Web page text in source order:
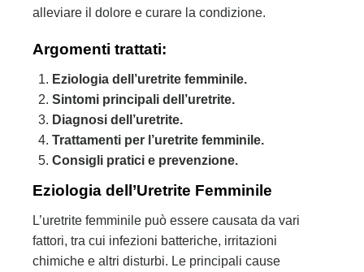
alleviare il dolore e curare la condizione.
Argomenti trattati:
Eziologia dell’uretrite femminile.
Sintomi principali dell’uretrite.
Diagnosi dell’uretrite.
Trattamenti per l’uretrite femminile.
Consigli pratici e prevenzione.
Eziologia dell’Uretrite Femminile
L’uretrite femminile può essere causata da vari
fattori, tra cui infezioni batteriche, irritazioni
chimiche e altri disturbi. Le principali cause